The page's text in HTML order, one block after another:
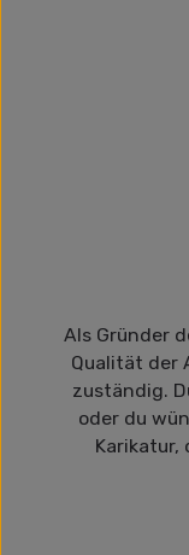
Als Gründer
Qualität der
zuständig.
oder du
Karikatur,